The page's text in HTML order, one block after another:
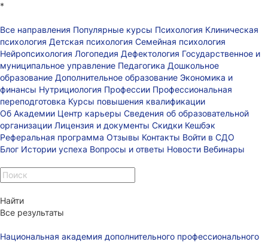
*
Все направления Популярные курсы Психология Клиническая
психология Детская психология Семейная психология
Нейропсихология Логопедия Дефектология Государственное и
муниципальное управление Педагогика Дошкольное
образование Дополнительное образование Экономика и
финансы Нутрициология Профессии Профессиональная
переподготовка Курсы повышения квалификации
Об Академии Центр карьеры Сведения об образовательной
организации Лицензия и документы Скидки Кешбэк
Реферальная программа Отзывы Контакты Войти в СДО
Блог Истории успеха Вопросы и ответы Новости Вебинары
Найти
Все результаты
Национальная академия дополнительного профессионального